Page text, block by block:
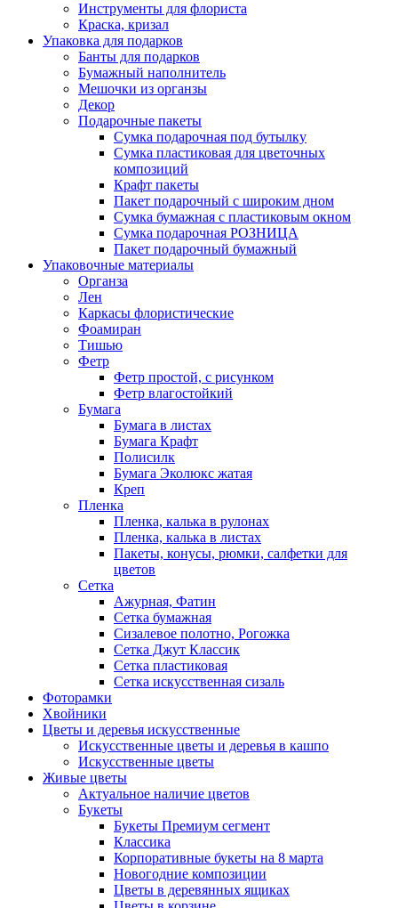
Инструменты для флориста
Краска, кризал
Упаковка для подарков
Банты для подарков
Бумажный наполнитель
Мешочки из органзы
Декор
Подарочные пакеты
Сумка подарочная под бутылку
Сумка пластиковая для цветочных
композиций
Крафт пакеты
Пакет подарочный с широким дном
Сумка бумажная с пластиковым окном
Сумка подарочная РОЗНИЦА
Пакет подарочный бумажный
Упаковочные материалы
Органза
Лен
Каркасы флористические
Фоамиран
Тишью
Фетр
Фетр простой, с рисунком
Фетр влагостойкий
Бумага
Бумага в листах
Бумага Крафт
Полисилк
Бумага Эколюкс жатая
Креп
Пленка
Пленка, калька в рулонах
Пленка, калька в листах
Пакеты, конусы, рюмки, салфетки для
цветов
Сетка
Ажурная, Фатин
Сетка бумажная
Сизалевое полотно, Рогожка
Сетка Джут Классик
Сетка пластиковая
Сетка искусственная сизаль
Фоторамки
Хвойники
Цветы и деревья искусственные
Искусственные цветы и деревья в кашпо
Искусственные цветы
Живые цветы
Актуальное наличие цветов
Букеты
Букеты Премиум сегмент
Классика
Корпоративные букеты на 8 марта
Новогодние композиции
Цветы в деревянных ящиках